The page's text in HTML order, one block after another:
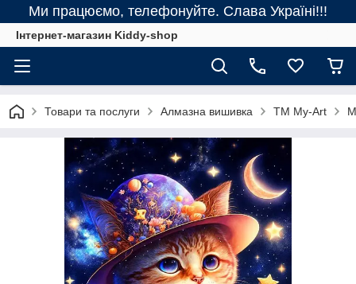
Ми працюємо, телефонуйте. Слава Україні!!!
Інтернет-магазин Kiddy-shop
Товари та послуги Алмазна вишивка ТМ My-Art